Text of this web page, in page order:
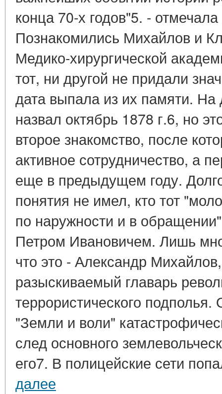
конца 70-х годов"5. -
Познакомились Михайлов и
Медико-хирургической
тот, ни другой не придали
дата выпала из их памяти. На
назвал октябрь 1878 г.6, но
второе знакомство, после
активное сотрудничество, а
еще в предыдущем году.
понятия не имел, кто тот
по наружности и в
Петром Ивановичем. Лишь
что это - Александр
разыскиваемый главарь
террористического
"Земли и воли"
след основного
его7. В полицейские сети
далее